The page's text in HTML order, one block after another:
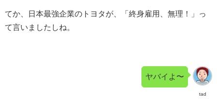
てか、日本最強企業のトヨタが、「終身雇用、無理！」っ
て言いましたしね。
tad
ヤバイよ〜